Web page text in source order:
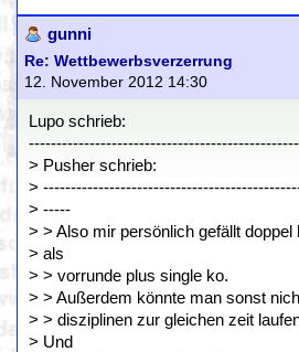
gunni
Re: Wettbewerbsverzerrung
12. November 2012 14:30
Lupo schrieb:
> Pusher schrieb:
>
> -----
> > Also mir persönlich gefällt doppel
> als
> > vorrunde plus single ko.
> > Außerdem könnte man sonst
> > disziplinen zur gleichen zeit
> Und